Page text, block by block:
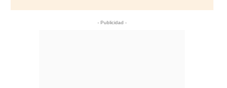
- Publicidad -